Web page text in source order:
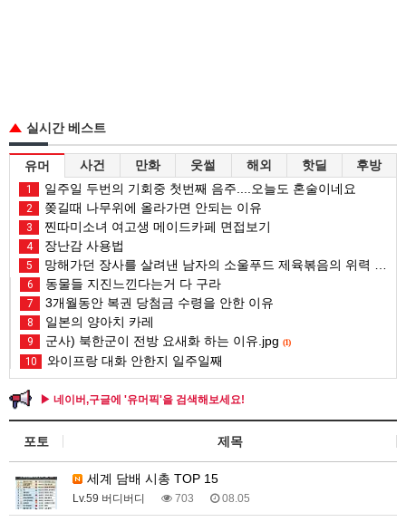
실시간 베스트
유머 사건 만화 웃썰 해외 핫딜 후방
1 일주일 두번의 기회중 첫번째 음주....오늘도 혼술이네요
2 쫒길때 나무위에 올라가면 안되는 이유
3 찐따미소녀 여고생 메이드카페 면접보기
4 장난감 사용법
5 망해가던 장사를 살려낸 남자의 소울푸드 제육볶음의 위력 ㅋㅋ
6 동물들 지진느낀다는거 다 구라
7 3개월동안 복권 당첨금 수령을 안한 이유
8 일본의 양아치 카레
9 군사) 북한군이 전방 요새화 하는 이유.jpg (1)
10 와이프랑 대화 안한지 일주일째
▶ 네이버,구글에 '유머픽'을 검색해보세요!
포토 제목
세계 담배 시총 TOP 15
Lv.59 버디버디 703 08.05